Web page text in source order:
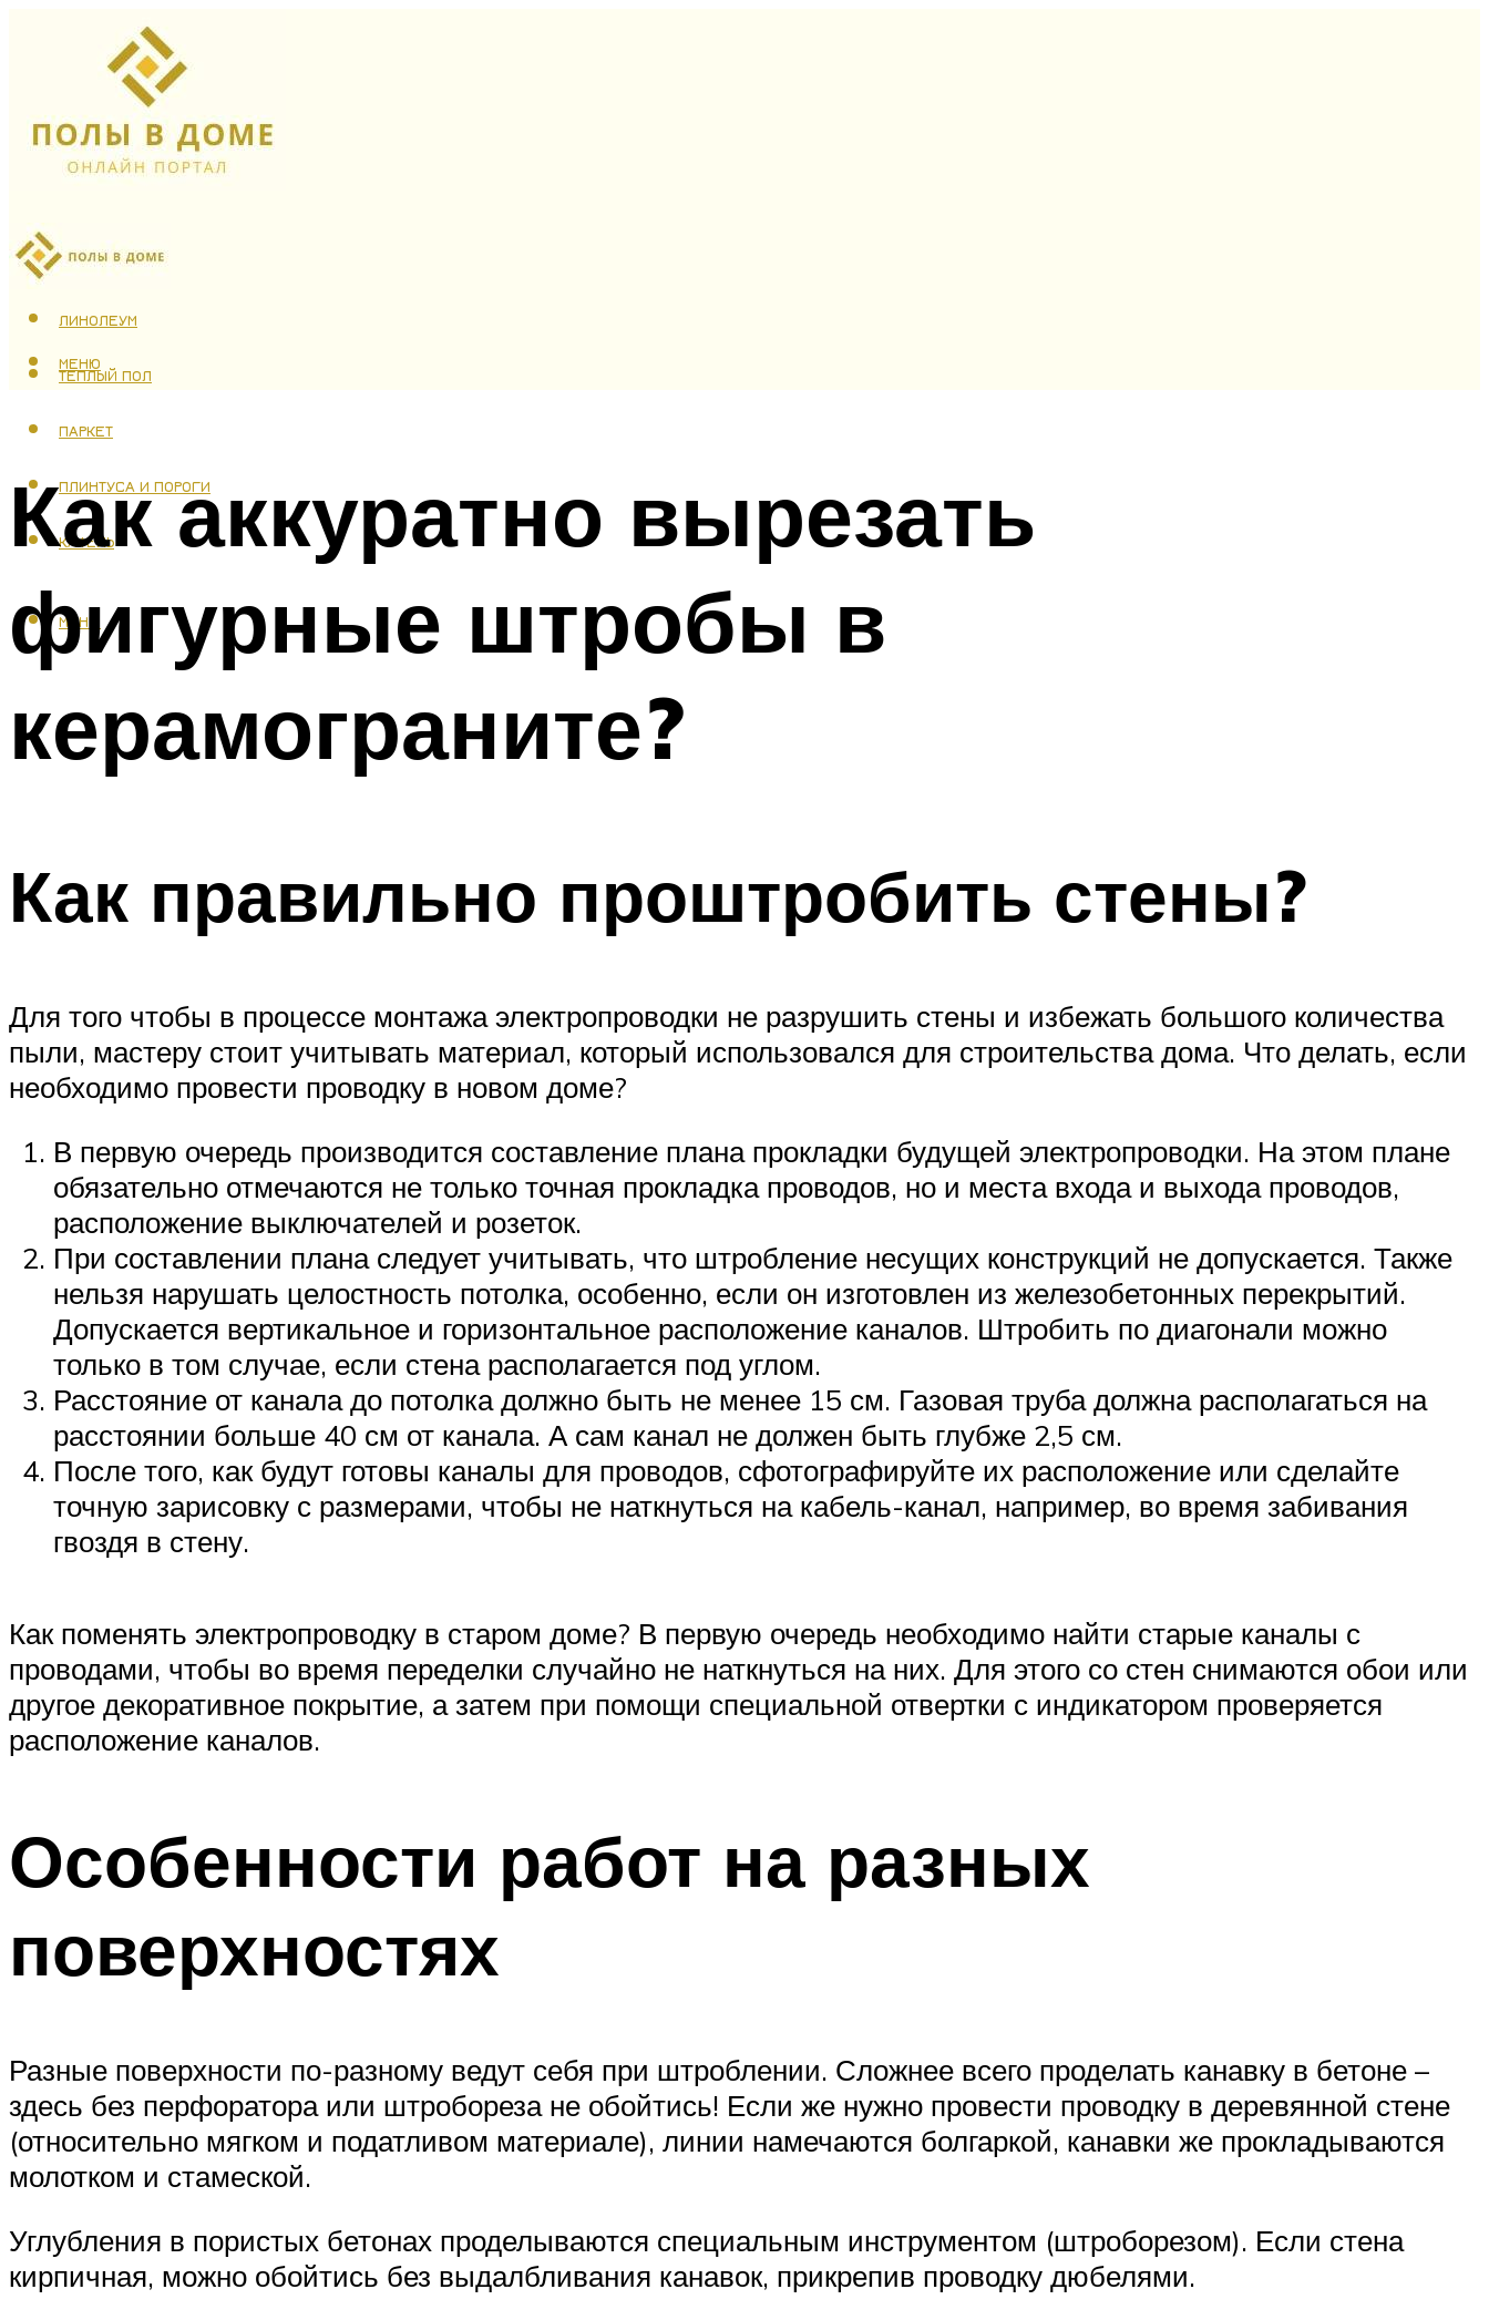
ЛАМИНАТ
ЛИНОЛЕУМ
ТЕПЛЫЙ ПОЛ
ПАРКЕТ
ПЛИНТУСА И ПОРОГИ
КАФЕЛЬ
МЕНЮ
МЕНЮ
Как аккуратно вырезать
фигурные штробы в
керамограните?
Как правильно проштробить стены?
Для того чтобы в процессе монтажа электропроводки не разрушить стены и избежать большого количества
пыли, мастеру стоит учитывать материал, который использовался для строительства дома. Что делать, если
необходимо провести проводку в новом доме?
В первую очередь производится составление плана прокладки будущей электропроводки. На этом плане
обязательно отмечаются не только точная прокладка проводов, но и места входа и выхода проводов,
расположение выключателей и розеток.
При составлении плана следует учитывать, что штробление несущих конструкций не допускается. Также
нельзя нарушать целостность потолка, особенно, если он изготовлен из железобетонных перекрытий.
Допускается вертикальное и горизонтальное расположение каналов. Штробить по диагонали можно
только в том случае, если стена располагается под углом.
Расстояние от канала до потолка должно быть не менее 15 см. Газовая труба должна располагаться на
расстоянии больше 40 см от канала. А сам канал не должен быть глубже 2,5 см.
После того, как будут готовы каналы для проводов, сфотографируйте их расположение или сделайте
точную зарисовку с размерами, чтобы не наткнуться на кабель-канал, например, во время забивания
гвоздя в стену.
Как поменять электропроводку в старом доме? В первую очередь необходимо найти старые каналы с
проводами, чтобы во время переделки случайно не наткнуться на них. Для этого со стен снимаются обои или
другое декоративное покрытие, а затем при помощи специальной отвертки с индикатором проверяется
расположение каналов.
Особенности работ на разных
поверхностях
Разные поверхности по-разному ведут себя при штроблении. Сложнее всего проделать канавку в бетоне –
здесь без перфоратора или штробореза не обойтись! Если же нужно провести проводку в деревянной стене
(относительно мягком и податливом материале), линии намечаются болгаркой, канавки же прокладываются
молотком и стамеской.
Углубления в пористых бетонах проделываются специальным инструментом (штроборезом). Если стена
кирпичная, можно обойтись без выдалбливания канавок, прикрепив проводку дюбелями.